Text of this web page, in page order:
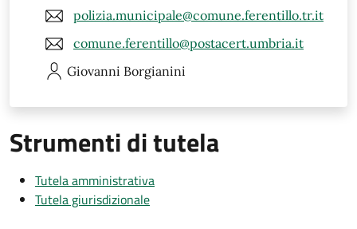
polizia.municipale@comune.ferentillo.tr.it
comune.ferentillo@postacert.umbria.it
Giovanni Borgianini
Strumenti di tutela
Tutela amministrativa
Tutela giurisdizionale